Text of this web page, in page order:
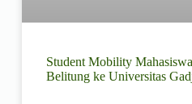
Student Mobility
Belitung ke Universitas